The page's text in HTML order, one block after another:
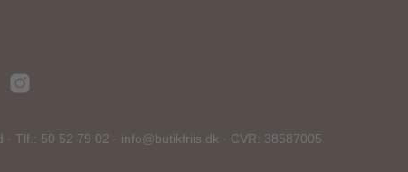
Tlf.: 50 52 79 02 · info@butikfriis.dk · CVR: 38587005